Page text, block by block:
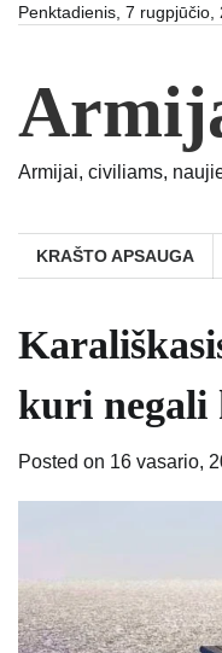
SkipPenktadienis, 7 rugpjūčio,
Armijai, civiliams,
KRAŠTO APSAUGA
kuri negali
Posted on 16 vasario,